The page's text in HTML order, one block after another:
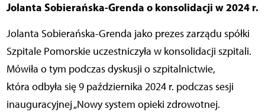
Jolanta Sobierańska-Grenda o konsolidacji w 2024 r.
Jolanta Sobierańska-Grenda jako prezes zarządu spółki
Szpitale Pomorskie uczestniczyła w konsolidacji szpitali.
Mówiła o tym podczas dyskusji o szpitalnictwie,
która odbyła się 9 października 2024 r. podczas sesji
inauguracyjnej „Nowy system opieki zdrowotnej.